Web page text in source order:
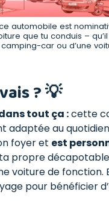
automobile est
que tu conduis – qu’il
camping-car ou d’une
? 💡
tout ça :cette
adaptée au
foyer et est
propre
voiture de fonction.
pour bénéficier